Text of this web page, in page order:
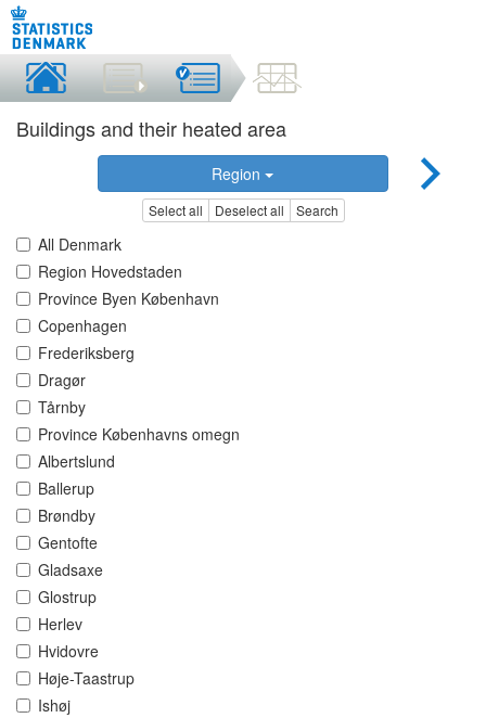
Buildings and their heated area
Region
Select all Deselect all Search
All Denmark
Region Hovedstaden
Province Byen København
Copenhagen
Frederiksberg
Dragør
Tårnby
Province Københavns omegn
Albertslund
Ballerup
Brøndby
Gentofte
Gladsaxe
Glostrup
Herlev
Hvidovre
Høje-Taastrup
Ishøj